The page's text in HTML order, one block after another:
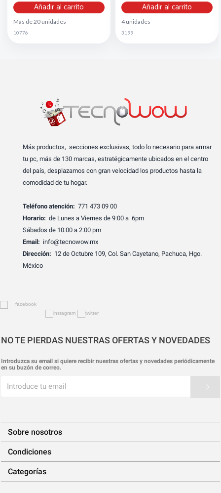
Añadir al carrito
Más de 20 unidades
10776
Añadir al carrito
4 unidades
3199
Más productos, secciones exclusivas, todo lo necesario para armar
tu pc, más de 130 marcas, estratégicamente ubicados en el centro
del país, desplazamos con gran velocidad los productos hasta la
comodidad de tu hogar.
Teléfono atención: 771 473 09 00
Horario: de Lunes a Viernes de 9:00 a 6pm
Sábados de 10:00 a 2:00 pm
Email: info@tecnowow.mx
Dirección: 12 de Octubre 109, Col. San Cayetano, Pachuca, Hgo.
México
NO TE PIERDAS NUESTRAS OFERTAS Y NOVEDADES
Introduzca su email si quiere recibir nuestras ofertas y novedades periódicamente
en su buzón de correo.
Sobre nosotros
Condiciones
Categorías